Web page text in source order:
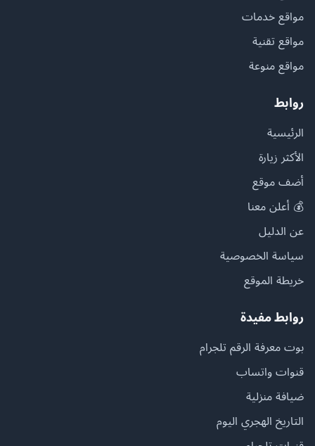
مواقع خدمات
مواقع تقنية
مواقع منوعة
روابط
الرئيسية
الأكثر زيارة
أضف موقع
💰 أعلن معنا
عن الدليل
سياسة الخصوصية
خريطة الموقع
روابط مفيدة
بوت معرفة الرقم تلجرام
قنوات واتساب
ضيافة منزلية
التاريخ الهجري اليوم